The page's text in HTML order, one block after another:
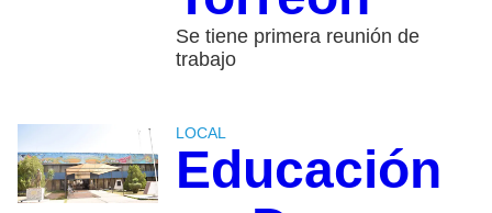
Se tiene primera reunión de
trabajo
LOCAL
Educación